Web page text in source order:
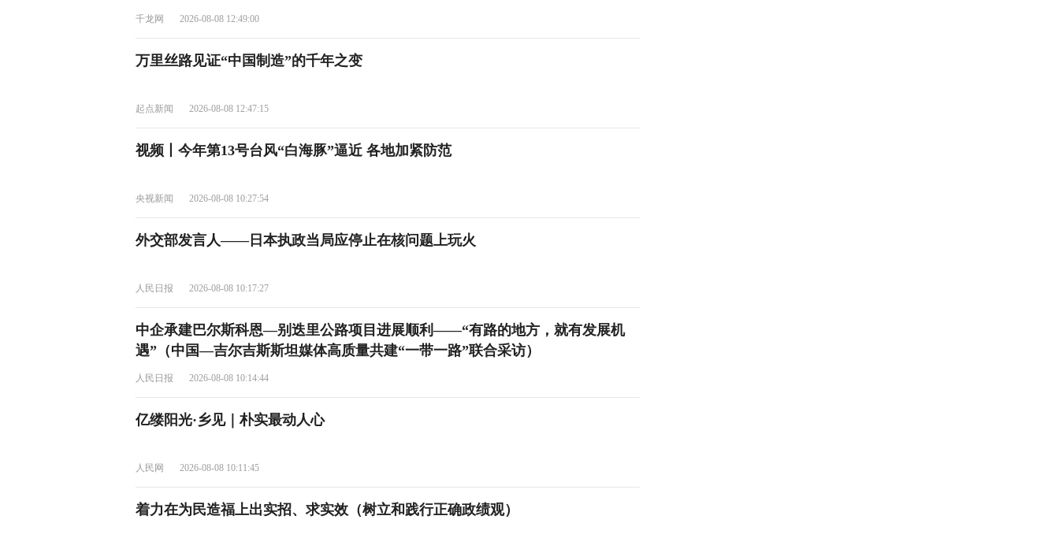
千龙网 2026-08-08 12:49:00
万里丝路见证“中国制造”的千年之变
起点新闻 2026-08-08 12:47:15
视频丨今年第13号台风“白海豚”逼近 各地加紧防范
央视新闻 2026-08-08 10:27:54
外交部发言人——日本执政当局应停止在核问题上玩火
人民日报 2026-08-08 10:17:27
中企承建巴尔斯科恩—别迭里公路项目进展顺利——“有路的地方，就有发展机
遇”（中国—吉尔吉斯斯坦媒体高质量共建“一带一路”联合采访）
人民日报 2026-08-08 10:14:44
亿缕阳光·乡见｜朴实最动人心
人民网 2026-08-08 10:11:45
着力在为民造福上出实招、求实效（树立和践行正确政绩观）